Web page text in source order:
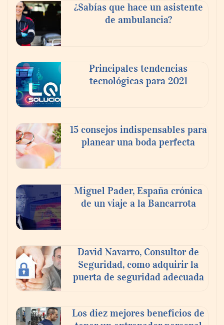
Martín Mingorance Abogados consolida su
posición como despacho de abogados
Málaga de referencia para empresas y
¿Sabías que hace un asistente
de ambulancia?
Principales tendencias
tecnológicas para 2021
15 consejos indispensables para
planear una boda perfecta
Miguel Pader, España crónica
de un viaje a la Bancarrota
David Navarro, Consultor de
Seguridad, como adquirir la
puerta de seguridad adecuada
Los diez mejores beneficios de